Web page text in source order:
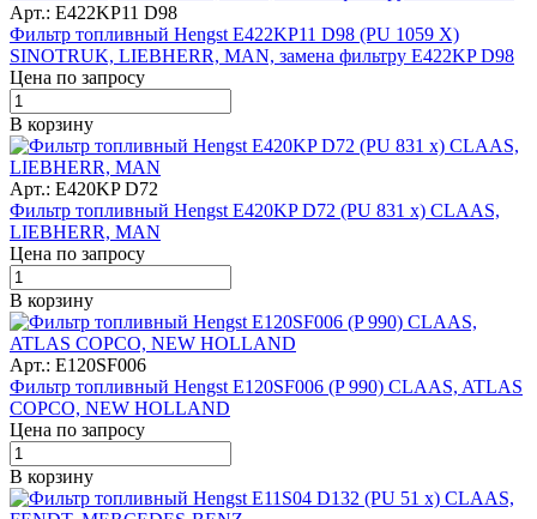
Арт.: E422KP11 D98
Фильтр топливный Hengst E422KP11 D98 (PU 1059 X)
SINOTRUK, LIEBHERR, MAN, замена фильтру E422KP D98
Цена по запросу
В корзину
Арт.: E420KP D72
Фильтр топливный Hengst E420KP D72 (PU 831 x) CLAAS,
LIEBHERR, MAN
Цена по запросу
В корзину
Арт.: E120SF006
Фильтр топливный Hengst E120SF006 (P 990) CLAAS, ATLAS
COPCO, NEW HOLLAND
Цена по запросу
В корзину